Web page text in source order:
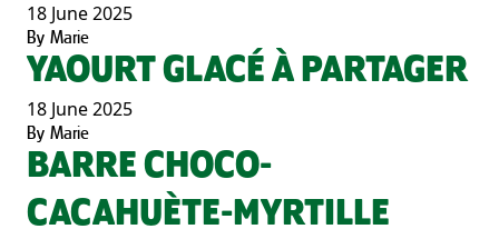
18 June 2025
By Marie
YAOURT GLACÉ À PARTAGER
18 June 2025
By Marie
BARRE CHOCO-
CACAHUÈTE-MYRTILLE